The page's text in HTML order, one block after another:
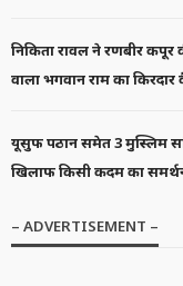
निकिता रावल ने रणबीर कपूर
वाला भगवान राम का
यूसुफ पठान समेत 3 मुस्लिम
खिलाफ किसी कदम का
– ADVERTISEMENT –